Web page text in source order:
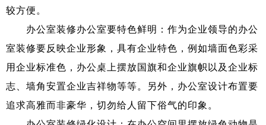
较方便。
办公室装修办公室要特色鲜明：作为企业领导的办公
室装修要反映企业形象，具有企业特色，例如墙面色彩采
用企业标准色，办公桌上摆放国旗和企业旗帜以及企业标
志、墙角安置企业吉祥物等等。另外，办公室设计布置要
追求高雅而非豪华，切勿给人留下俗气的印象。